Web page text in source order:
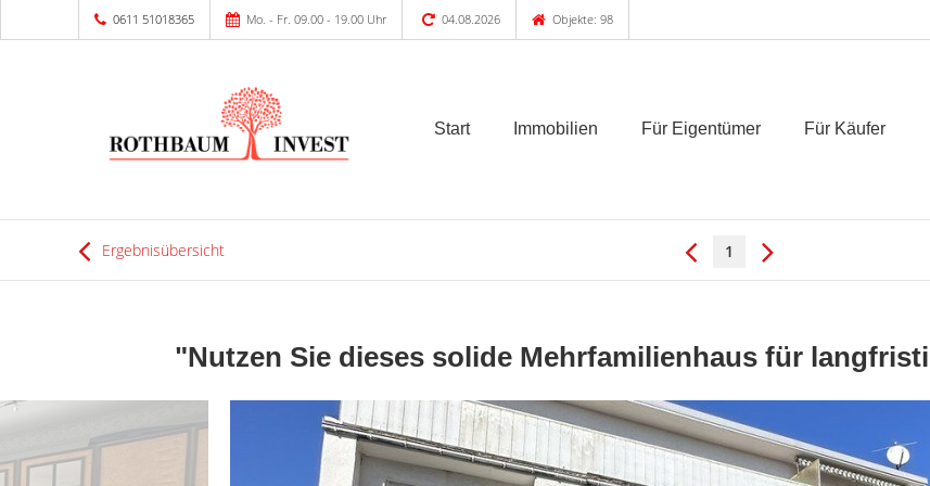
0611 51018365 Mo. - Fr. 09.00 - 19.00 Uhr 04.08.2026 Objekte: 98
Start Immobilien Für Eigentümer Für Käufer
Ergebnisübersicht 1
"Nutzen Sie dieses solide Mehrfamilienhaus für